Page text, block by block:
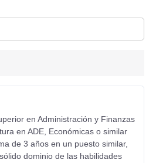
en Administración y Finanzas
en ADE, Económicas o similar
de 3 años en un puesto similar,
dominio de las habilidades